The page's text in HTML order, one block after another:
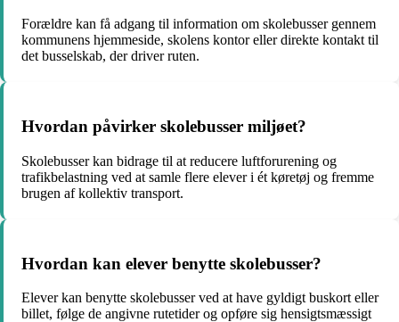
Forældre kan få adgang til information om skolebusser gennem
kommunens hjemmeside, skolens kontor eller direkte kontakt til
det busselskab, der driver ruten.
Hvordan påvirker skolebusser miljøet?
Skolebusser kan bidrage til at reducere luftforurening og
trafikbelastning ved at samle flere elever i ét køretøj og fremme
brugen af kollektiv transport.
Hvordan kan elever benytte skolebusser?
Elever kan benytte skolebusser ved at have gyldigt buskort eller
billet, følge de angivne rutetider og opføre sig hensigtsmæssigt